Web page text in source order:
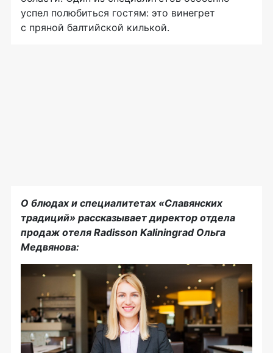
успел полюбиться гостям: это винегрет
с пряной балтийской килькой.
О блюдах и специалитетах «Славянских
традиций» рассказываетдиректор отдела
продаж отеля Radisson Kaliningrad Ольга
Медвянова: